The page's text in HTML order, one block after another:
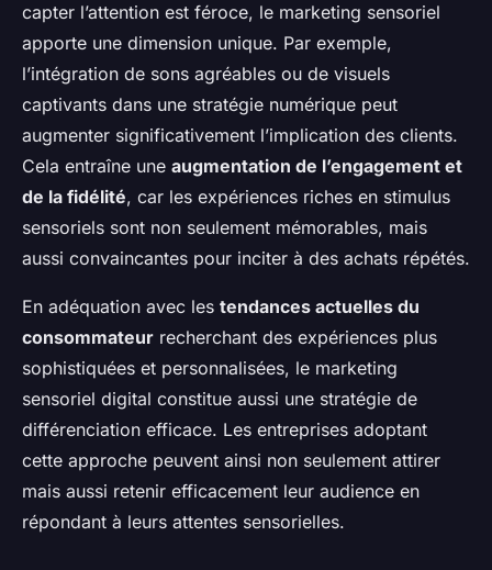
capter l’attention est féroce, le marketing sensoriel
apporte une dimension unique. Par exemple,
l’intégration de sons agréables ou de visuels
captivants dans une stratégie numérique peut
augmenter significativement l’implication des clients.
Cela entraîne une augmentation de l’engagement et
de la fidélité, car les expériences riches en stimulus
sensoriels sont non seulement mémorables, mais
aussi convaincantes pour inciter à des achats répétés.
En adéquation avec les tendances actuelles du
consommateur recherchant des expériences plus
sophistiquées et personnalisées, le marketing
sensoriel digital constitue aussi une stratégie de
différenciation efficace. Les entreprises adoptant
cette approche peuvent ainsi non seulement attirer
mais aussi retenir efficacement leur audience en
répondant à leurs attentes sensorielles.